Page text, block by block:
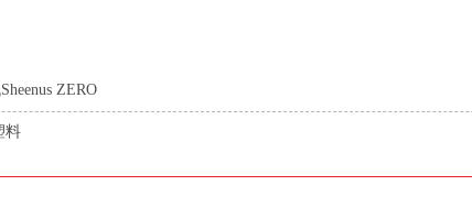
ZERO
料